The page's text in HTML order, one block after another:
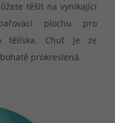
těšit na vynikající
plochu pro
tělíska. Chuť je ze
prokreslená.